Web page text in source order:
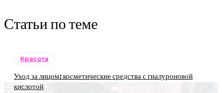
Статьи по теме
Красота
Уход за лицом: косметические средства с гиалуроновой
кислотой